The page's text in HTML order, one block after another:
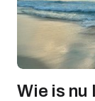
Wie is nu